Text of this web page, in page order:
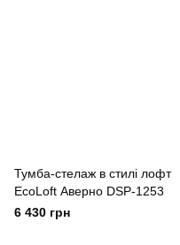
Тумба-стелаж в стилі лофт
EcoLoft Аверно DSP-1253
6 430 грн